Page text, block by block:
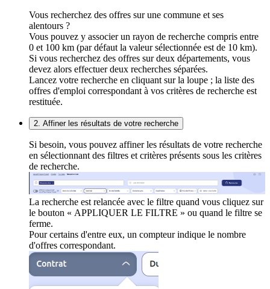
Vous recherchez des offres sur une commune et ses
alentours ?
Vous pouvez y associer un rayon de recherche compris entre
0 et 100 km (par défaut la valeur sélectionnée est de 10 km).
Si vous recherchez des offres sur deux départements, vous
devez alors effectuer deux recherches séparées.
Lancez votre recherche en cliquant sur la loupe ; la liste des
offres d'emploi correspondant à vos critères de recherche est
restituée.
2. Affiner les résultats de votre recherche
Si besoin, vous pouvez affiner les résultats de votre recherche
en sélectionnant des filtres et critères présents sous les critères
de recherche.
La recherche est relancée avec le filtre quand vous cliquez sur
le bouton « APPLIQUER LE FILTRE » ou quand le filtre se
ferme.
Pour certains d'entre eux, un compteur indique le nombre
d'offres correspondant.